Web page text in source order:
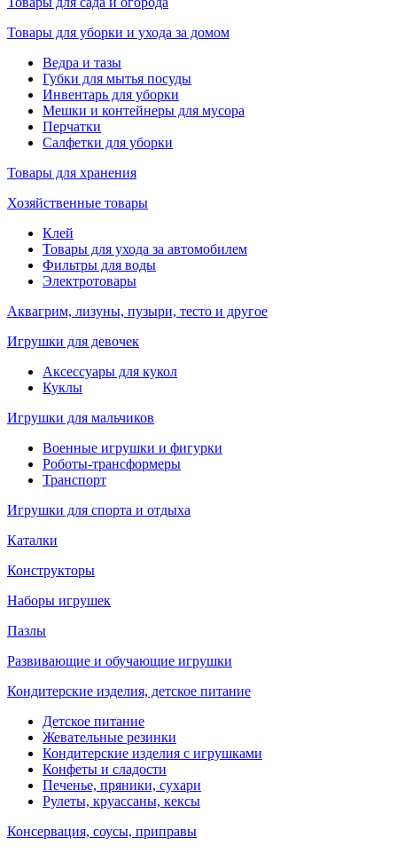
Товары для уборки и ухода за домом
Ведра и тазы
Губки для мытья посуды
Инвентарь для уборки
Мешки и контейнеры для мусора
Перчатки
Салфетки для уборки
Товары для хранения
Хозяйственные товары
Клей
Товары для ухода за автомобилем
Фильтры для воды
Электротовары
Аквагрим, лизуны, пузыри, тесто и другое
Игрушки для девочек
Аксессуары для кукол
Куклы
Игрушки для мальчиков
Военные игрушки и фигурки
Роботы-трансформеры
Транспорт
Игрушки для спорта и отдыха
Каталки
Конструкторы
Наборы игрушек
Пазлы
Развивающие и обучающие игрушки
Кондитерские изделия, детское питание
Детское питание
Жевательные резинки
Кондитерские изделия с игрушками
Конфеты и сладости
Печенье, пряники, сухари
Рулеты, круассаны, кексы
Консервация, соусы, приправы